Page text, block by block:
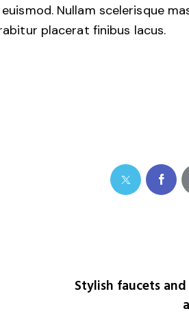
Nullam scelerisque
placerat finibus lacus.
Stylish faucets